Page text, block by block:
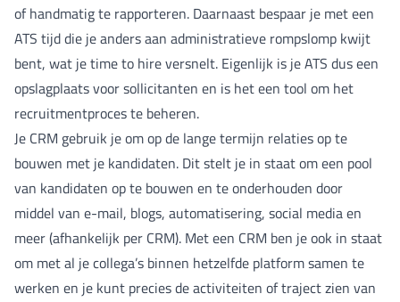
of handmatig te rapporteren. Daarnaast bespaar je met een
ATS tijd die je anders aan administratieve rompslomp kwijt
bent, wat je time to hire versnelt. Eigenlijk is je ATS dus een
opslagplaats voor sollicitanten en is het een tool om het
recruitmentproces te beheren.
Je CRM gebruik je om op de lange termijn relaties op te
bouwen met je kandidaten. Dit stelt je in staat om een pool
van kandidaten op te bouwen en te onderhouden door
middel van e-mail, blogs, automatisering, social media en
meer (afhankelijk per CRM). Met een CRM ben je ook in staat
om met al je collega’s binnen hetzelfde platform samen te
werken en je kunt precies de activiteiten of traject zien van